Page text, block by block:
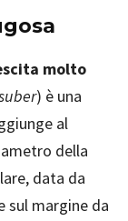
molto
) è una
al
della
data da
sul margine da